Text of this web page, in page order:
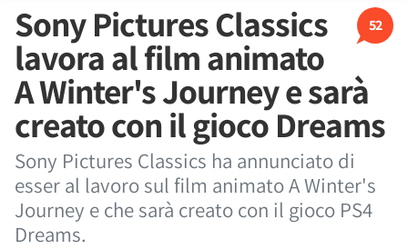
52
Sony Pictures Classics
lavora al film animato
A Winter's Journey e sarà
creato con il gioco Dreams
Sony Pictures Classics ha annunciato di
esser al lavoro sul film animato A Winter's
Journey e che sarà creato con il gioco PS4
Dreams.